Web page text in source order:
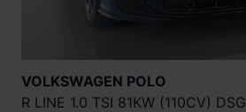
VOLKSWAGEN POLO
R LINE 1.0 TSI 81KW (110CV) DSG